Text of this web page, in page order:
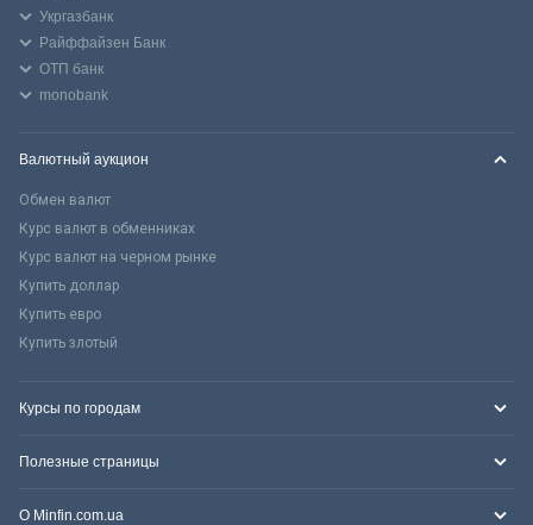
Укргазбанк
Райффайзен Банк
ОТП банк
monobank
Валютный аукцион
Обмен валют
Курс валют в обменниках
Курс валют на черном рынке
Купить доллар
Купить евро
Купить злотый
Курсы по городам
Полезные страницы
О Minfin.com.ua